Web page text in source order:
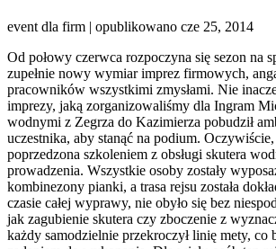
event dla firm | opublikowano cze 25, 2014
Od połowy czerwca rozpoczyna się sezon na
zupełnie nowy wymiar imprez firmowych,
pracowników wszystkimi zmysłami. Nie
imprezy, jaką zorganizowaliśmy dla Ingram
wodnymi z Zegrza do Kazimierza pobudził
uczestnika, aby stanąć na podium. Oczywiście,
poprzedzona szkoleniem z obsługi skutera
prowadzenia. Wszystkie osoby zostały
kombinezony pianki, a trasa rejsu została
czasie całej wyprawy, nie obyło się bez
jak zagubienie skutera czy zboczenie z
każdy samodzielnie przekroczył linię mety, co